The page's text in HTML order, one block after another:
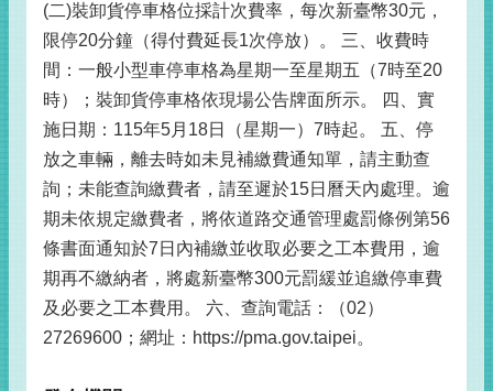
(二)裝卸貨停車格位採計次費率，每次新臺幣30元，
限停20分鐘（得付費延長1次停放）。 三、收費時
間：一般小型車停車格為星期一至星期五（7時至20
時）；裝卸貨停車格依現場公告牌面所示。 四、實
施日期：115年5月18日（星期一）7時起。 五、停
放之車輛，離去時如未見補繳費通知單，請主動查
詢；未能查詢繳費者，請至遲於15日曆天內處理。逾
期未依規定繳費者，將依道路交通管理處罰條例第56
條書面通知於7日內補繳並收取必要之工本費用，逾
期再不繳納者，將處新臺幣300元罰緩並追繳停車費
及必要之工本費用。 六、查詢電話：（02）
27269600；網址：https://pma.gov.taipei。